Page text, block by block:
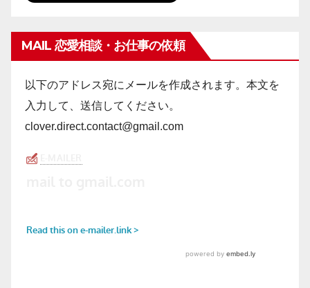
MAIL 恋愛相談・お仕事の依頼
以下のアドレス宛にメールを作成されます。本文を
入力して、送信してください。
clover.direct.contact@gmail.com